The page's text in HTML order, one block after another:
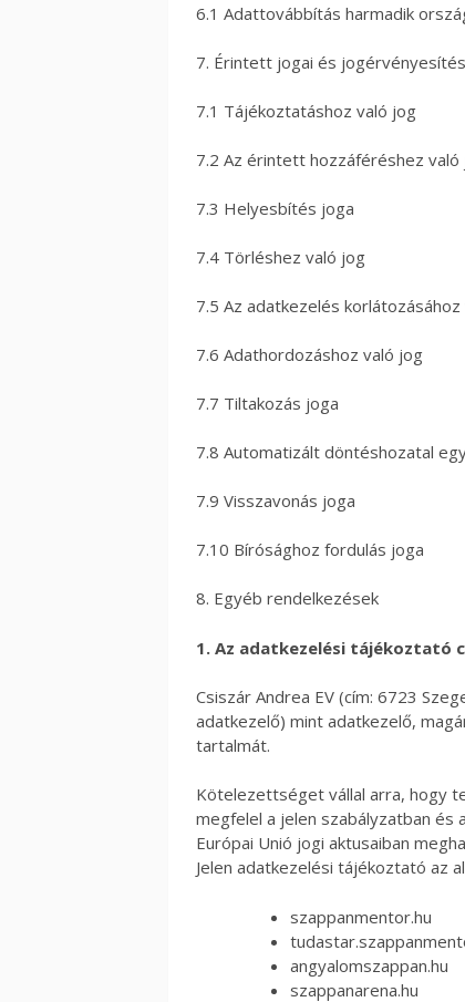
6.1 Adattovábbítás harmadik
7. Érintett jogai és
7.1 Tájékoztatáshoz való jog
7.2 Az érintett hozzáféréshez való
7.3 Helyesbítés joga
7.4 Törléshez való jog
7.5 Az adatkezelés
7.6 Adathordozáshoz való jog
7.7 Tiltakozás joga
7.8 Automatizált döntéshozatal
7.9 Visszavonás joga
7.10 Bírósághoz fordulás joga
8. Egyéb rendelkezések
1. Az adatkezelési tájékoztató
Csiszár Andrea EV (cím: 6723
adatkezelő) mint adatkezelő,
tartalmát.
Kötelezettséget vállal arra, hogy
megfelel a jelen szabályzatban és
Európai Unió jogi aktusaiban
Jelen adatkezelési tájékoztató az
szappanmentor.hu
angyalomszappan.hu
szappanarena.hu